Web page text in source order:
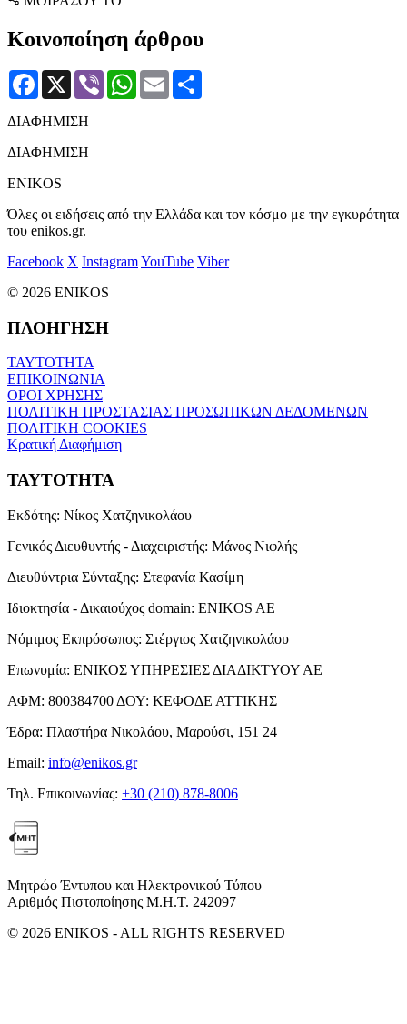
Κοινοποίηση άρθρου
Facebook
X Viber WhatsApp
Email
ΔΙΑΦΗΜΙΣΗ
ΔΙΑΦΗΜΙΣΗ
ENIKOS
Όλες οι ειδήσεις από την Ελλάδα και τον κόσμο με την εγκυρότητα
του enikos.gr.
Facebook X InstagramYouTube Viber
© 2026 ENIKOS
ΠΛΟΗΓΗΣΗ
ΤΑΥΤΟΤΗΤΑ
ΕΠΙΚΟΙΝΩΝΙΑ
ΟΡΟΙ ΧΡΗΣΗΣ
ΠΟΛΙΤΙΚΗ ΠΡΟΣΤΑΣΙΑΣ ΠΡΟΣΩΠΙΚΩΝ ΔΕΔΟΜΕΝΩΝ
ΠΟΛΙΤΙΚΗ COOKIES
Κρατική Διαφήμιση
ΤΑΥΤΟΤΗΤΑ
Εκδότης: Νίκος Χατζηνικολάου
Γενικός Διευθυντής - Διαχειριστής: Μάνος Νιφλής
Διευθύντρια Σύνταξης: Στεφανία Κασίμη
Ιδιοκτησία - Δικαιούχος domain: ENIKOS AE
Νόμιμος Εκπρόσωπος: Στέργιος Χατζηνικολάου
Επωνυμία: ΕΝΙΚΟΣ ΥΠΗΡΕΣΙΕΣ ΔΙΑΔΙΚΤΥΟΥ ΑΕ
ΑΦΜ: 800384700 ΔΟΥ: ΚΕΦΟΔΕ ΑΤΤΙΚΗΣ
Έδρα: Πλαστήρα Νικολάου, Μαρούσι, 151 24
Email: info@enikos.gr
Τηλ. Επικοινωνίας: +30 (210) 878-8006
Μητρώο Έντυπου και Ηλεκτρονικού Τύπου
Αριθμός Πιστοποίησης Μ.Η.Τ. 242097
© 2026 ENIKOS - ALL RIGHTS RESERVED